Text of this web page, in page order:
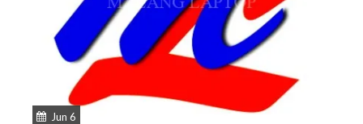
Jun 6